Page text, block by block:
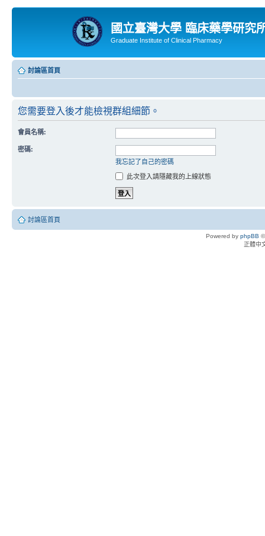
國立臺灣大學 臨床藥學研究
Graduate Institute of Clinical Pharmacy
討論區首頁
您需要登入後才能檢視群組細節。
會員名稱:
密碼:
我忘記了自己的密碼
此次登入請隱藏我的上線狀態
討論區首頁
Powered by phpBB
正體中